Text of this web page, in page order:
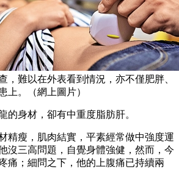
，難以在外表看到情況，亦不僅肥胖、
上。（網上圖片）
的身材，卻有中重度脂肪肝。
精瘦，肌肉結實，平素經常做中強度運
沒三高問題，自覺身體強健，然而，今
痛；細問之下，他的上腹痛已持續兩